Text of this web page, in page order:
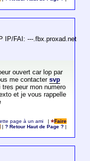
IP/FAI: ---.fbx.proxad.net
ouvert car lop par
me contacter svp
peur mon numero
et je vous rappelle
page à un ami |
Faire
|? Retour Haut de Page ?